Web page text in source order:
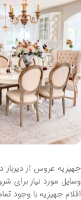
جهیزیه عروس از دیرباز
وسایل مورد نیاز
اقلام جهیزیه با وجود